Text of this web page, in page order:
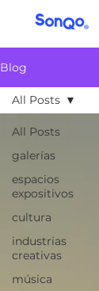
Blog
All Posts
galerías
espacios
expositivos
cultura
industrias
creativas
música
All Posts